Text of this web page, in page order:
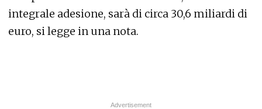
integrale adesione, sarà di circa 30,6 miliardi di
euro, si legge in una nota.